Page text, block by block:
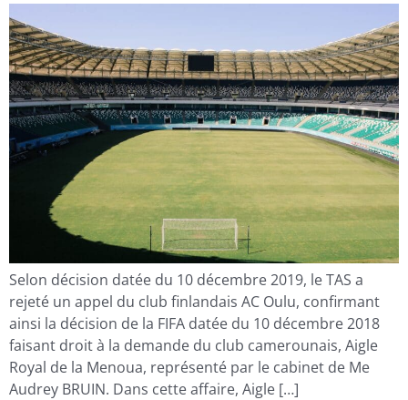
Selon décision datée du 10 décembre 2019, le TAS a
rejeté un appel du club finlandais AC Oulu, confirmant
ainsi la décision de la FIFA datée du 10 décembre 2018
faisant droit à la demande du club camerounais, Aigle
Royal de la Menoua, représenté par le cabinet de Me
Audrey BRUIN. Dans cette affaire, Aigle […]